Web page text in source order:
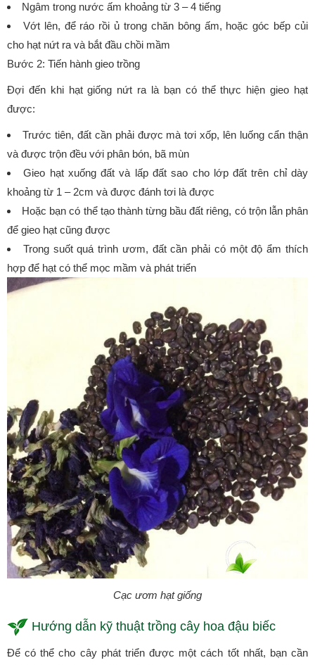
Ngâm trong nước ấm khoảng từ 3 – 4 tiếng
Vớt lên, để ráo rồi ủ trong chăn bông ấm, hoặc góc bếp củi
cho hạt nứt ra và bắt đầu chồi mầm
Bước 2: Tiến hành gieo trồng
Đợi đến khi hạt giống nứt ra là bạn có thể thực hiện gieo hạt
được:
Trước tiên, đất cần phải được mà tơi xốp, lên luống cẩn thận
và được trộn đều với phân bón, bã mùn
Gieo hạt xuống đất và lấp đất sao cho lớp đất trên chỉ dày
khoảng từ 1 – 2cm và được đánh tơi là được
Hoặc bạn có thể tạo thành từng bầu đất riêng, có trộn lẫn phân
để gieo hạt cũng được
Trong suốt quá trình ươm, đất cần phải có một độ ẩm thích
hợp để hạt có thể mọc mầm và phát triển
Cạc ươm hạt giống
Hướng dẫn kỹ thuật trồng cây hoa đậu biếc
Để có thể cho cây phát triển được một cách tốt nhất, bạn cần